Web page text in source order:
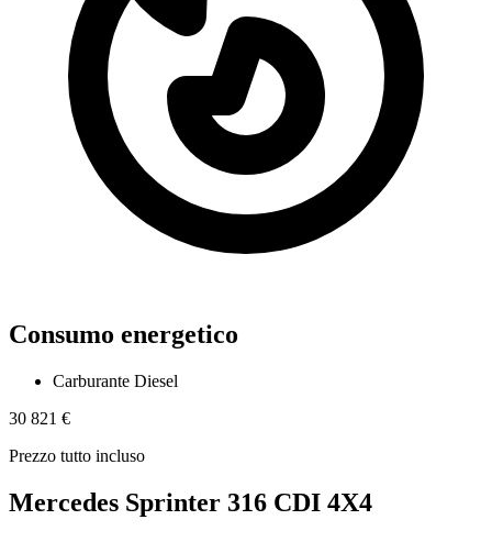
Consumo energetico
Carburante Diesel
30 821 €
Prezzo tutto incluso
Mercedes Sprinter 316 CDI 4X4